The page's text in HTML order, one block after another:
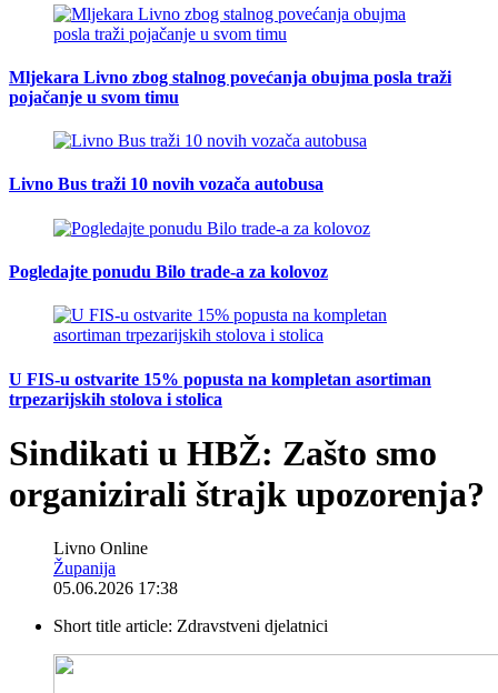
Mljekara Livno zbog stalnog povećanja obujma posla traži
pojačanje u svom timu
Livno Bus traži 10 novih vozača autobusa
Pogledajte ponudu Bilo trade-a za kolovoz
U FIS-u ostvarite 15% popusta na kompletan asortiman
trpezarijskih stolova i stolica
Sindikati u HBŽ: Zašto smo
organizirali štrajk upozorenja?
Livno Online
Županija
05.06.2026 17:38
Short title article: Zdravstveni djelatnici